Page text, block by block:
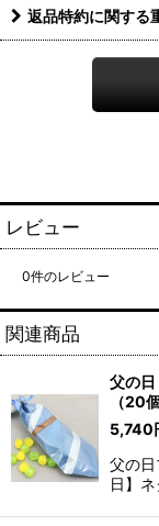
返品特約に関する
レビュー
0件のレビュー
関連商品
父の日
（20個
5,740
父の
日】